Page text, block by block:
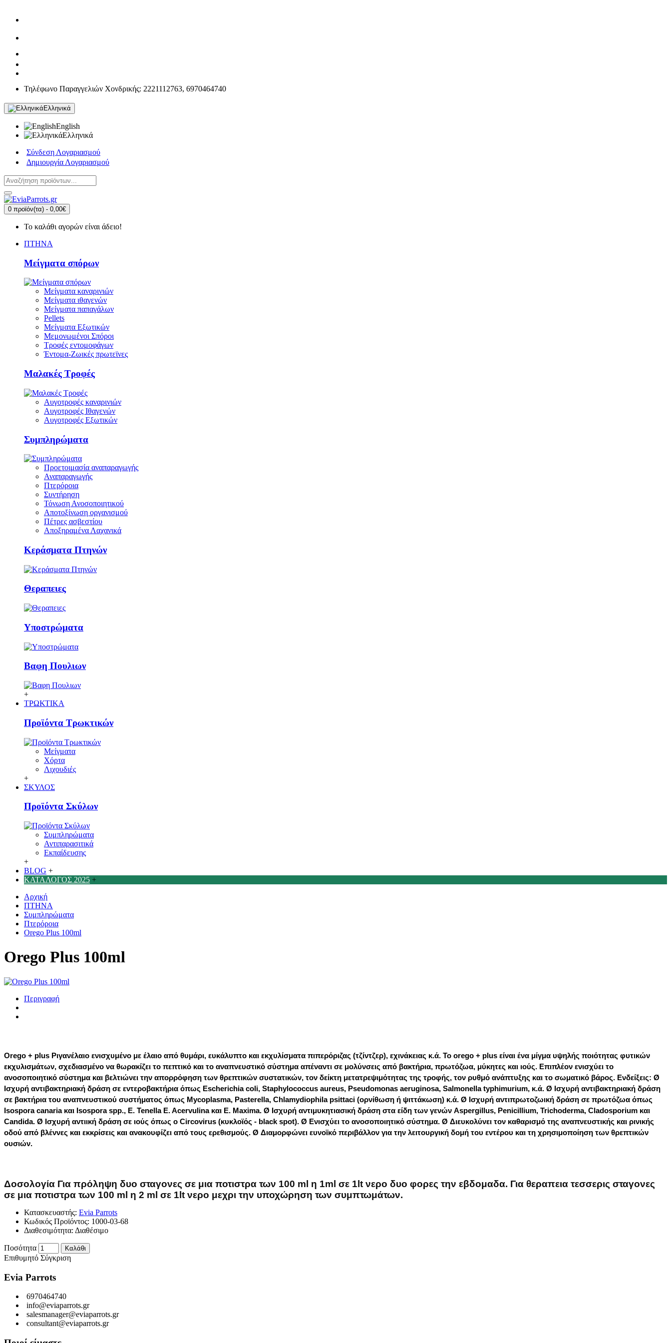
Τηλέφωνο Παραγγελιών Χονδρικής: 2221112763, 6970464740
Ελληνικά
English
Ελληνικά
Σύνδεση Λογαριασμού
Δημιουργία Λογαριασμού
0 προϊόν(τα) - 0,00€
Το καλάθι αγορών είναι άδειο!
ΠΤΗΝΑ
Μείγματα σπόρων
Μείγματα καναρινιών
Μείγματα ιθαγενών
Μείγματα παπαγάλων
Pellets
Μείγματα Εξωτικών
Μεμονωμένοι Σπόροι
Τροφές εντομοφάγων
Έντομα-Ζωικές πρωτεϊνες
Μαλακές Τροφές
Αυγοτροφές καναρινιών
Αυγοτροφές Ιθαγενών
Αυγοτροφές Εξωτικών
Συμπληρώματα
Προετοιμασία αναπαραγωγής
Αναπαραγωγής
Πτερόροια
Συντήρηση
Τόνωση Ανοσοποιητικού
Αποτοξίνωση οργανισμού
Πέτρες ασβεστίου
Αποξηραμένα Λαχανικά
Κεράσματα Πτηνών
Θεραπειες
Υποστρώματα
Βαφη Πουλιων
+
ΤΡΩΚΤΙΚΑ
Προϊόντα Τρωκτικών
Μείγματα
Χόρτα
Λιχουδιές
+
ΣΚΥΛΟΣ
Προϊόντα Σκύλων
Συμπληρώματα
Αντιπαρασιτικά
Εκπαίδευσης
+
BLOG +
ΚΑΤΑΛΟΓΟΣ 2025 +
Αρχική
ΠΤΗΝΑ
Συμπληρώματα
Πτερόροια
Orego Plus 100ml
Orego Plus 100ml
Περιγραφή
Orego + plus Ριγανέλαιο ενισχυμένο με έλαιο από θυμάρι, ευκάλυπτο και εκχυλίσματα πιπερόριζας (τζίντζερ), εχινάκειας κ.ά. Το orego + plus είναι ένα μίγμα υψηλής ποιότητας φυτικών
εκχυλισμάτων, σχεδιασμένο να θωρακίζει το πεπτικό και το αναπνευστικό σύστημα απέναντι σε μολύνσεις από βακτήρια, πρωτόζωα, μύκητες και ιούς. Επιπλέον ενισχύει το
ανοσοποιητικό σύστημα και βελτιώνει την απορρόφηση των θρεπτικών συστατικών, τον δείκτη μετατρεψιμότητας της τροφής, τον ρυθμό ανάπτυξης και το σωματικό βάρος. Ενδείξεις: Ø
Ισχυρή αντιβακτηριακή δράση σε εντεροβακτήρια όπως Escherichia coli, Staphylococcus aureus, Pseudomonas aeruginosa, Salmonella typhimurium, κ.ά. Ø Ισχυρή αντιβακτηριακή δράση
σε βακτήρια του αναπνευστικού συστήματος όπως Mycoplasma, Pasterella, Chlamydiophila psittaci (ορνίθωση ή ψιττάκωση) κ.ά. Ø Ισχυρή αντιπρωτοζωική δράση σε πρωτόζωα όπως
Ιsospora canaria και Isospora spp., E. Tenella E. Acervulina και E. Maxima. Ø Ισχυρή αντιμυκητιασική δράση στα είδη των γενών Aspergillus, Penicillium, Trichoderma, Cladosporium και
Candida. Ø Ισχυρή αντιική δράση σε ιούς όπως ο Circovirus (κυκλοϊός - black spot). Ø Ενισχύει το ανοσοποιητικό σύστημα. Ø Διευκολύνει τον καθαρισμό της αναπνευστικής και ρινικής
οδού από βλέννες και εκκρίσεις και ανακουφίζει από τους ερεθισμούς. Ø Διαμορφώνει ευνοϊκό περιβάλλον για την λειτουργική δομή του εντέρου και τη χρησιμοποίηση των θρεπτικών
ουσιών.
Δοσολογία Για πρόληψη δυο σταγονες σε μια ποτιστρα των 100 ml η 1ml σε 1lt νερο δυο φορες την εβδομαδα. Για θεραπεια τεσσερις σταγονες
σε μια ποτιστρα των 100 ml η 2 ml σε 1lt νερο μεχρι την υποχώρηση των συμπτωμάτων.
Κατασκευαστής: Evia Parrots
Κωδικός Προϊόντος: 1000-03-68
Διαθεσιμότητα: Διαθέσιμο
Ποσότητα Καλάθι
Επιθυμητό Σύγκριση
Evia Parrots
6970464740
info@eviaparrots.gr
salesmanager@eviaparrots.gr
consultant@eviaparrots.gr